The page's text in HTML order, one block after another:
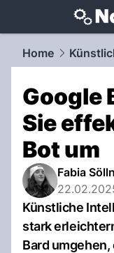
Home
Google
Sie
Bot um
Fabia
Künstliche
stark
Bard